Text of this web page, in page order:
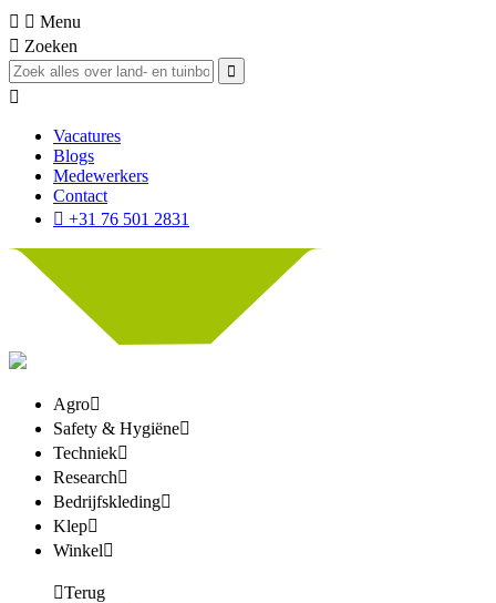
Menu
Zoeken
Vacatures
Blogs
Medewerkers
Contact
+31 76 501 2831
Agro
Safety & Hygiëne
Techniek
Research
Bedrijfskleding
Klep
Winkel
Terug